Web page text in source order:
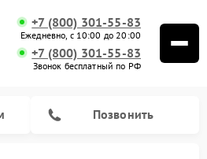
+7 (800) 301-55-83
Ежедневно, с 10:00 до 20:00
+7 (800) 301-55-83
Звонок бесплатный по РФ
Позвонить